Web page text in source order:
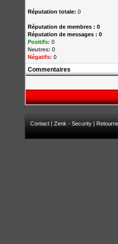
Réputation totale: 0
Réputation de membres : 0
Réputation de messages : 0
Positifs: 0
Neutres: 0
Négatifs: 0
Commentaires
Contact | Zenk - Security |